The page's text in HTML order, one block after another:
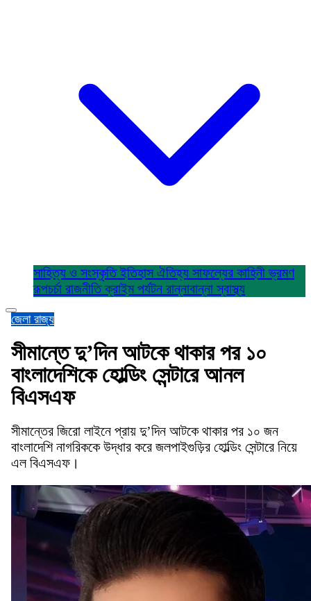
সাহিত্য ও সংস্কৃতিইতিহাস ঐতিহ্য সাফল্যের কাহিনীভ্রমণ
রূপচর্চা রাজনীতিক্রাইম পর্যটন রান্নাবান্নাস্বাস্থ্য
জেলা রাজ্য
সীমান্তে দু’দিন আটকে থাকার পর ১০
বাংলাদেশিকে হোল্ডিং সেন্টারে আনল
বিএসএফ
সীমান্তের জিরো লাইনে প্রায় দু’দিন আটকে থাকার পর ১০ জন
বাংলাদেশি নাগরিককে উদ্ধার করে জলপাইগুড়ির হোল্ডিং সেন্টারে নিয়ে
এল বিএসএফ।